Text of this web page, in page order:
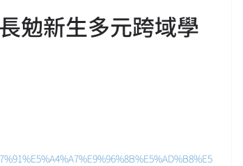
勉新生多元跨域學